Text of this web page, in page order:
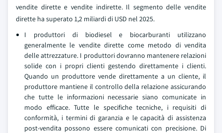
vendite dirette e vendite indirette. Il segmento delle vendite
dirette ha superato 1,2 miliardi di USD nel 2025.
I produttori di biodiesel e biocarburanti utilizzano
generalmente le vendite dirette come metodo di vendita
delle attrezzature. I produttori dovranno mantenere relazioni
solide con i propri clienti gestendo direttamente i clienti.
Quando un produttore vende direttamente a un cliente, il
produttore mantiene il controllo della relazione assicurando
che tutte le informazioni necessarie siano comunicate in
modo efficace. Tutte le specifiche tecniche, i requisiti di
conformità, i termini di garanzia e le capacità di assistenza
post-vendita possono essere comunicati con precisione. Di